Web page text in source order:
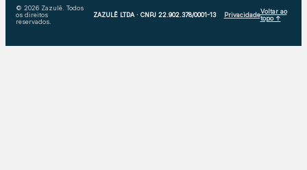
© 2026 Zazulê. Todos
os direitos
reservados.
ZAZULÊ LTDA · CNPJ 22.902.378/0001-13 PrivacidadeVoltar ao
topo ↑